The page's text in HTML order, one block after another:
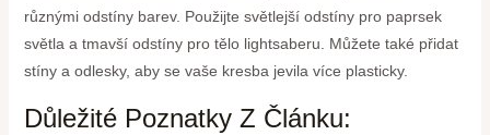
různými odstíny barev. Použijte světlejší odstíny pro paprsek
světla a tmavší odstíny pro tělo lightsaberu. Můžete také přidat
stíny a odlesky, aby se vaše kresba jevila více plasticky.
Důležité Poznatky Z Článku: